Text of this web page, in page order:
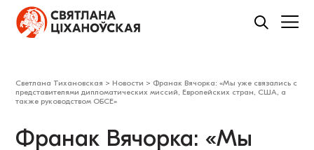
Светлана Тихановская > Новости > Франак Вячорка: «Мы уже связались с
представителями дипломатических миссий, Европейских стран, США, а
также руководством ОБСЕ»
Франак Вячорка: «Мы